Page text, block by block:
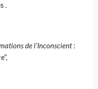
.
de l’Incon­scient: